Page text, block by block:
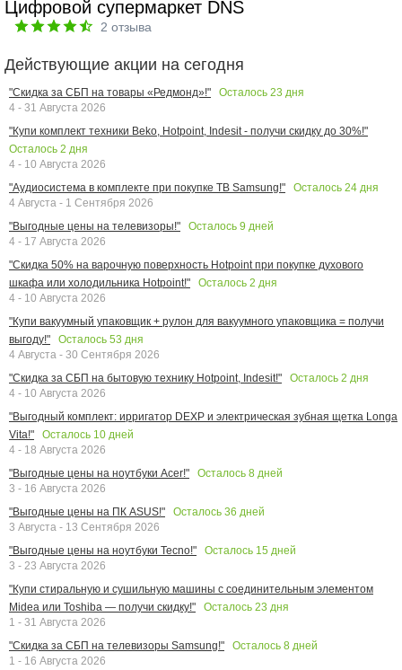
Цифровой супермаркет DNS
2 отзыва
Действующие акции на сегодня
"Скидка за СБП на товары «Редмонд»!" Осталось 23 дня
4 - 31 Августа 2026
"Купи комплект техники Beko, Hotpoint, Indesit - получи скидку до 30%!"
Осталось 2 дня
4 - 10 Августа 2026
"Аудиосистема в комплекте при покупке ТВ Samsung!"
Осталось 24 дня
4 Августа - 1 Сентября 2026
"Выгодные цены на телевизоры!"
Осталось 9 дней
4 - 17 Августа 2026
"Скидка 50% на варочную поверхность Hotpoint при покупке духового
шкафа или холодильника Hotpoint!"
Осталось 2 дня
4 - 10 Августа 2026
"Купи вакуумный упаковщик + рулон для вакуумного упаковщика = получи
выгоду!"
Осталось 53 дня
4 Августа - 30 Сентября 2026
"Скидка за СБП на бытовую технику Hotpoint, Indesit!"
Осталось 2 дня
4 - 10 Августа 2026
"Выгодный комплект: ирригатор DEXP и электрическая зубная щетка Longa
Vita!"
Осталось 10 дней
4 - 18 Августа 2026
"Выгодные цены на ноутбуки Acer!"
Осталось 8 дней
3 - 16 Августа 2026
"Выгодные цены на ПК ASUS!"
Осталось 36 дней
3 Августа - 13 Сентября 2026
"Выгодные цены на ноутбуки Tecno!"
Осталось 15 дней
3 - 23 Августа 2026
"Купи стиральную и сушильную машины с соединительным элементом
Midea или Toshiba — получи скидку!"
Осталось 23 дня
1 - 31 Августа 2026
"Скидка за СБП на телевизоры Samsung!"
Осталось 8 дней
1 - 16 Августа 2026